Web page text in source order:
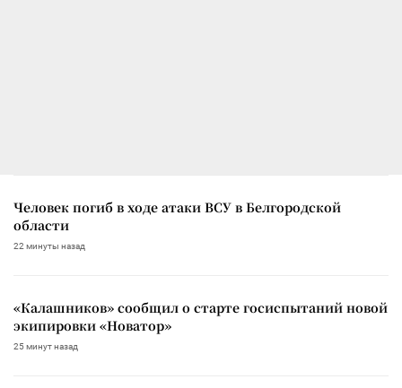
Человек погиб в ходе атаки ВСУ в Белгородской
области
22 минуты назад
«Калашников» сообщил о старте госиспытаний новой
экипировки «Новатор»
25 минут назад